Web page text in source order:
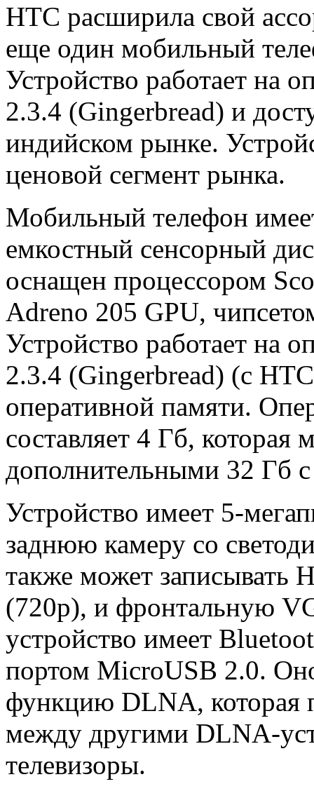
HTC расширила свой
еще один мобильный
Устройство работает на
2.3.4 (Gingerbread) и
индийском рынке.
ценовой сегмент рынка.
Мобильный телефон
емкостный сенсорный
оснащен процессором
Adreno 205 GPU,
Устройство работает на
2.3.4 (Gingerbread) (с
оперативной памяти.
составляет 4 Гб,
дополнительными 32 Гб
Устройство имеет 5-
заднюю камеру со
также может записывать
(720p), и фронтальную
устройство имеет
портом MicroUSB 2.0.
функцию DLNA, которая
между другими DLNA-
телевизоры.